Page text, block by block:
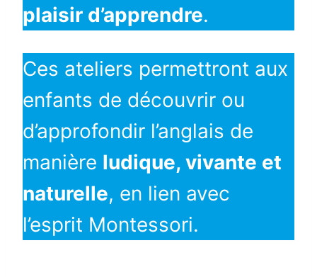
plaisir d’apprendre.
Ces ateliers permettront aux
enfants de découvrir ou
d’approfondir l’anglais de
manière ludique, vivante et
naturelle, en lien avec
l’esprit Montessori.